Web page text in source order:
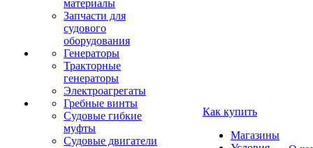
материалы
Запчасти для
судового
оборудования
Генераторы
Тракторные
генераторы
Электроагрегаты
Гребные винты
Судовые гибкие
муфты
Судовые двигатели
Как купить
Магазины